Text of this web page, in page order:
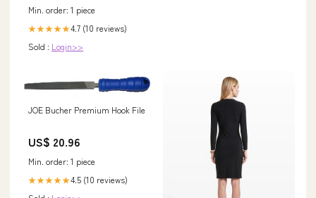
Min. order: 1 piece
★★★★★4.7 (10 reviews)
Sold : Login>>
JOE Bucher Premium Hook File
US$ 20.96
Min. order: 1 piece
★★★★★4.5 (10 reviews)